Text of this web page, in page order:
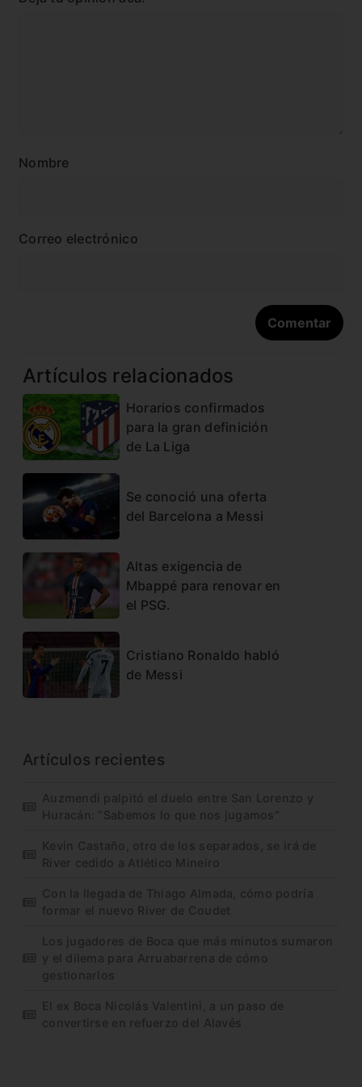
Nombre
Correo electrónico
Artículos relacionados
Horarios confirmados
para la gran definición
de La Liga
Se conoció una oferta
del Barcelona a Messi
Altas exigencia de
Mbappé para renovar en
el PSG.
Cristiano Ronaldo habló
de Messi
Artículos recientes
Auzmendi palpitó el duelo entre San Lorenzo y
Huracán: “Sabemos lo que nos jugamos”
Kevin Castaño, otro de los separados, se irá de
River cedido a Atlético Mineiro
Con la llegada de Thiago Almada, cómo podría
formar el nuevo River de Coudet
Los jugadores de Boca que más minutos sumaron
y el dilema para Arruabarrena de cómo
gestionarlos
El ex Boca Nicolás Valentini, a un paso de
convertirse en refuerzo del Alavés